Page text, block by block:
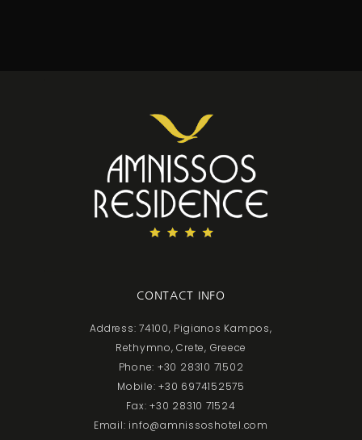
CONTACT INFO
Address: 74100, Pigianos Kampos,
Rethymno, Crete, Greece
Phone: +30 28310 71502
Mobile: +30 6974152575
Fax: +30 28310 71524
Email: info@amnissoshotel.com